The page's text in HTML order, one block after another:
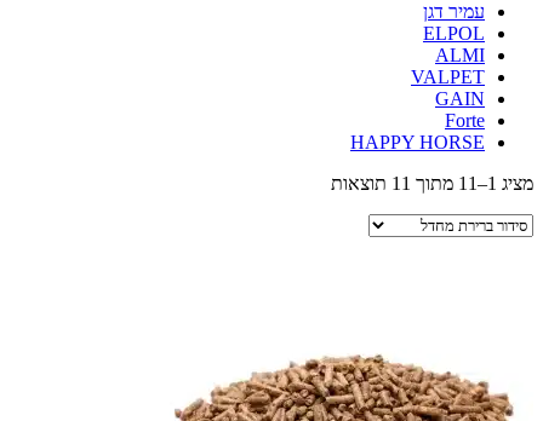
עמיר דגן
ELPOL
ALMI
VALPET
GAIN
Forte
HAPPY HORSE
מציג 1–11 מתוך 11 תוצאות